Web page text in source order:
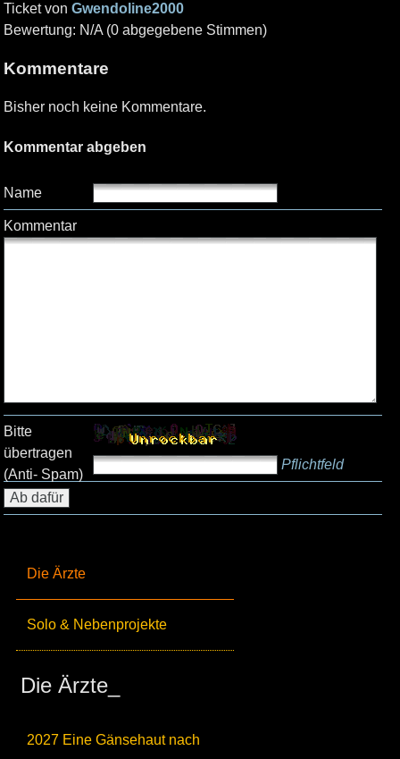
Die Ärzte
Solo & Nebenprojekte
Die Ärzte_
2027 Eine Gänsehaut nach
Ticket von Gwendoline2000
Bewertung: N/A (0 abgegebene Stimmen)
Kommentare
Bisher noch keine Kommentare.
Kommentar abgeben
Name
Kommentar
Bitte
übertragen
(Anti- Spam)
Pflichtfeld